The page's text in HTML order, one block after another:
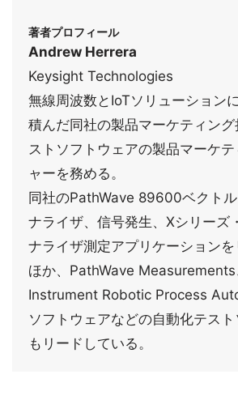
著者プロフィール
Andrew Herrera
Keysight Technologies
無線周波数とIoTソリューション
積んだ同社の製品マーケティン
ストソフトウェアの製品マーケ
ャーを務める。
同社のPathWave 89600ベクト
ナライザ、信号発生、Xシリーズ
ナライザ測定アプリケーション
ほか、PathWave
Instrument Robotic Process
ソフトウェアなどの自動化テス
もリードしている。